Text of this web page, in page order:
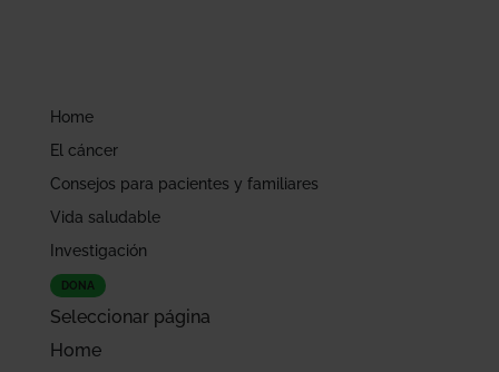
Home
El cáncer
Consejos para pacientes y familiares
Vida saludable
Investigación
DONA
Seleccionar página
Home